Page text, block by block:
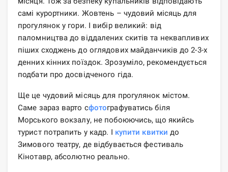
самі курортники. Жовтень – чудовий місяць для
прогулянок у гори. І вибір великий: від
паломництва до віддалених скитів та неквапливих
піших сходжень до оглядових майданчиків до 2-3-х
денних кінних поїздок. Зрозуміло, рекомендується
подбати про досвідченого гіда.
Ще це чудовий місяць для прогулянок містом.
Саме зараз варто сфотографуватись біля
Морського вокзалу, не побоюючись, що якийсь
турист потрапить у кадр. І купити квитки до
Зимового театру, де відбувається фестиваль
Кінотавр, абсолютно реально.